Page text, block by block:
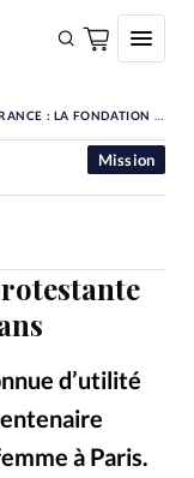
: LA FONDATION PROTESTANTE LA CAUSE A FÊTÉ SES 100 ANS
d’utilité
à Paris.
Mission